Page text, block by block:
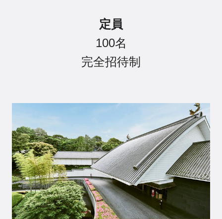
定員
100名
完全招待制